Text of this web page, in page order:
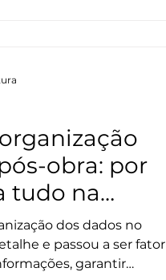
obra: por
tudo na
dos dados no
e passou a ser fator
garantir